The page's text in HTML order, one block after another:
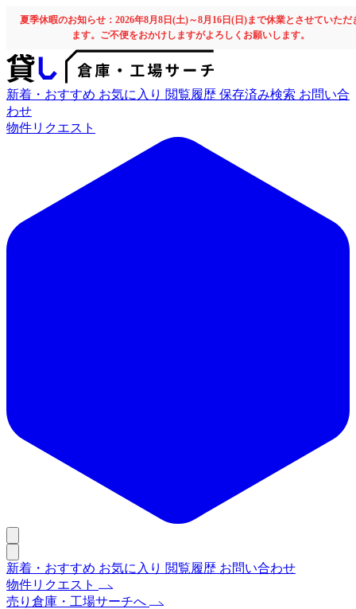
夏季休暇のお知らせ：2026年8月8日(土)～8月16日(日)まで休業とさせていただ
ます。ご不便をおかけしますがよろしくお願いします。
新着・おすすめ お気に入り 閲覧履歴 保存済み検索 お問い合
わせ
物件リクエスト
新着・おすすめ お気に入り 閲覧履歴 お問い合わせ
物件リクエスト
売り倉庫・工場サーチへ